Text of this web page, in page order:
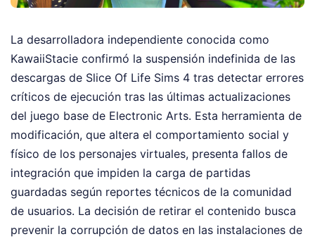
La desarrolladora independiente conocida como
KawaiiStacie confirmó la suspensión indefinida de las
descargas de Slice Of Life Sims 4 tras detectar errores
críticos de ejecución tras las últimas actualizaciones
del juego base de Electronic Arts. Esta herramienta de
modificación, que altera el comportamiento social y
físico de los personajes virtuales, presenta fallos de
integración que impiden la carga de partidas
guardadas según reportes técnicos de la comunidad
de usuarios. La decisión de retirar el contenido busca
prevenir la corrupción de datos en las instalaciones de